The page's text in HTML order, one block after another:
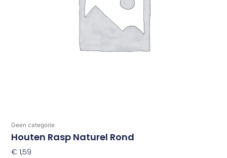
Geen categorie
Houten Rasp Naturel Rond
€ 1,59